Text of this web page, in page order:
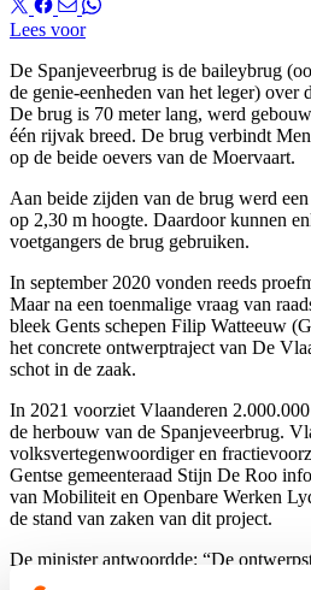
Lees voor
De Spanjeveerbrug is de baileybrug
de genie-eenheden van het leger)
De brug is 70 meter lang, werd
één rijvak breed. De brug verbindt
op de beide oevers van de Moervaart.
Aan beide zijden van de brug werd
op 2,30 m hoogte. Daardoor kunnen
voetgangers de brug gebruiken.
In september 2020 vonden reeds
Maar na een toenmalige vraag van
bleek Gents schepen Filip Watteeuw
het concrete ontwerptraject van De
schot in de zaak.
In 2021 voorziet Vlaanderen
de herbouw van de Spanjeveerbrug.
volksvertegenwoordiger en
Gentse gemeenteraad Stijn De Roo
van Mobiliteit en Openbare Werken
de stand van zaken van dit project.
De minister antwoordde: “De
uitvoering en het aanvraagdossier